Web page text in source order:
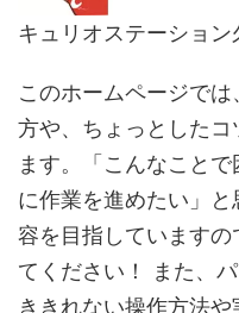
キュリオステーション
このホームページで
方や、ちょっとした
ます。「こんなこと
に作業を進めたい」
容を目指しています
てください！ また、
ききれない操作方法